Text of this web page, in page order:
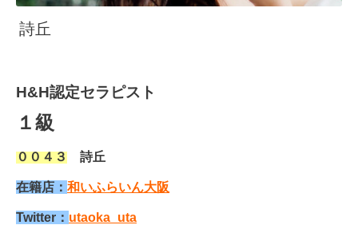
詩丘
H&H認定セラピスト
１級
００４３ 詩丘
在籍店： 和いふらいん大阪
Twitter： utaoka_uta